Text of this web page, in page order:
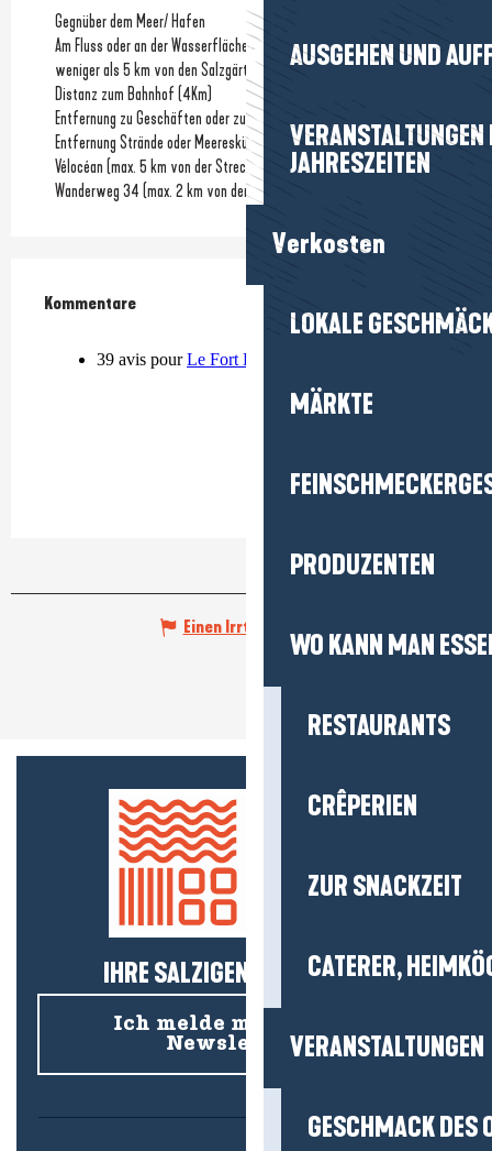
AUSGEHEN UND
JAHRESZEITEN
Verkosten
LOKALE
MÄRKTE
PRODUZENTEN
WO KANN MAN
RESTAURANTS
CRÊPERIEN
ZUR SNACKZEIT
CATERER,
VERANSTALTUNGEN
GESCHMACK DES
Gegnüber dem Meer/ Hafen
Am Fluss oder an der Wasserfläche
weniger als 5 km von den Salzgärten entfernt
Distanz zum Bahnhof (4Km)
Entfernung zu Geschäften oder zum Stadtzentrum
Entfernung Strände oder Meeresküste
Vélocéan (max. 5 km von der Strecke entfernt)
Wanderweg 34 (max. 2 km von der Strecke entfernt)
Kommentare
Kommentare
Einen Irrtum angeben
IHRE SALZIGEN NEUIGKEITEN!
Ich melde mich für den
Newsletter an